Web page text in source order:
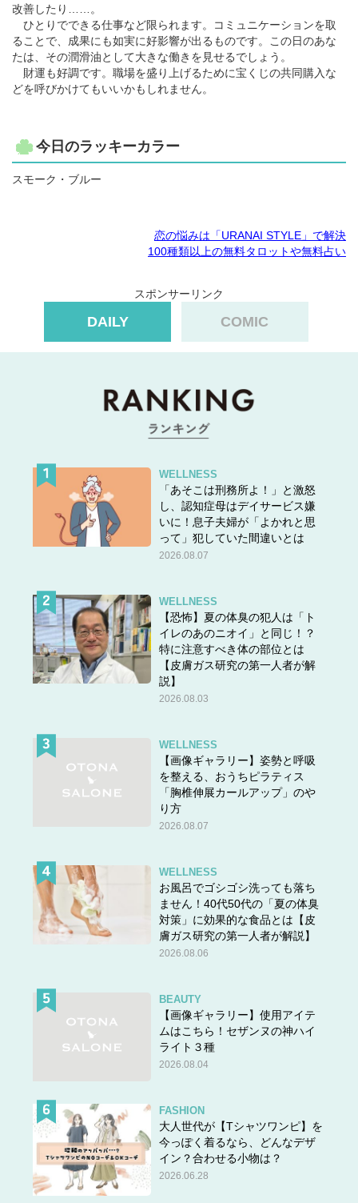
改善したり……。
ひとりでできる仕事など限られます。コミュニケーションを取
ることで、成果にも如実に好影響が出るものです。この日のあな
たは、その潤滑油として大きな働きを見せるでしょう。
財運も好調です。職場を盛り上げるために宝くじの共同購入な
どを呼びかけてもいいかもしれません。
今日のラッキーカラー
スモーク・ブルー
恋の悩みは「URANAI STYLE」で解決
100種類以上の無料タロットや無料占い
スポンサーリンク
DAILY COMIC
WELLNESS
「あそこは刑務所よ！」と激怒
し、認知症母はデイサービス嫌
いに！息子夫婦が「よかれと思
って」犯していた間違いとは
2026.08.07
WELLNESS
【恐怖】夏の体臭の犯人は「ト
イレのあのニオイ」と同じ！？
特に注意すべき体の部位とは
【皮膚ガス研究の第一人者が解
説】
2026.08.03
WELLNESS
【画像ギャラリー】姿勢と呼吸
を整える、おうちピラティス
「胸椎伸展カールアップ」のや
り方
2026.08.07
WELLNESS
お風呂でゴシゴシ洗っても落ち
ません！40代50代の「夏の体臭
対策」に効果的な食品とは【皮
膚ガス研究の第一人者が解説】
2026.08.06
BEAUTY
【画像ギャラリー】使用アイテ
ムはこちら！セザンヌの神ハイ
ライト３種
2026.08.04
FASHION
大人世代が【Tシャツワンピ】を
今っぽく着るなら、どんなデザ
イン？合わせる小物は？
2026.06.28